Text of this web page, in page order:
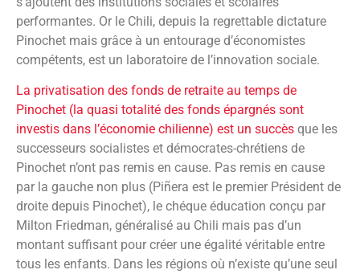
performantes. Or le Chili, depuis la regrettable dictature
Pinochet mais grâce à un entourage d’économistes
compétents, est un laboratoire de l’innovation sociale.
La privatisation des fonds de retraite au temps de
Pinochet (la quasi totalité des fonds épargnés sont
investis dans l’économie chilienne) est un succès que les
successeurs socialistes et démocrates-chrétiens de
Pinochet n’ont pas remis en cause. Pas remis en cause
par la gauche non plus (Piñera est le premier Président de
droite depuis Pinochet), le chéque éducation conçu par
Milton Friedman, généralisé au Chili mais pas d’un
montant suffisant pour créer une égalité véritable entre
tous les enfants. Dans les régions où n’existe qu’une seul